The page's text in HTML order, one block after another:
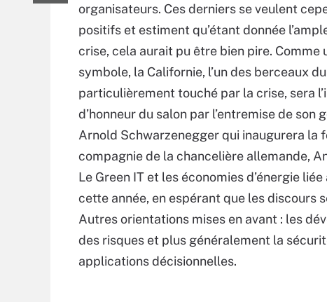
organisateurs. Ces derniers se veulent
positifs et estiment qu’étant donnée
crise, cela aurait pu être bien pire. Comme
symbole, la Californie, l’un des berceaux
particulièrement touché par la crise, sera
d’honneur du salon par l’entremise de son
Arnold Schwarzenegger qui inaugurera la
compagnie de la chancelière allemande,
Le Green IT et les économies d’énergie
cette année, en espérant que les discours
Autres orientations mises en avant : les
des risques et plus généralement la
applications décisionnelles.